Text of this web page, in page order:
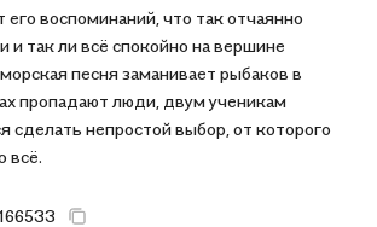
его воспоминаний, что так отчаянно
и так ли всё спокойно на вершине
песня заманивает рыбаков в
пропадают люди, двум ученикам
сделать непростой выбор, от которого
всё.